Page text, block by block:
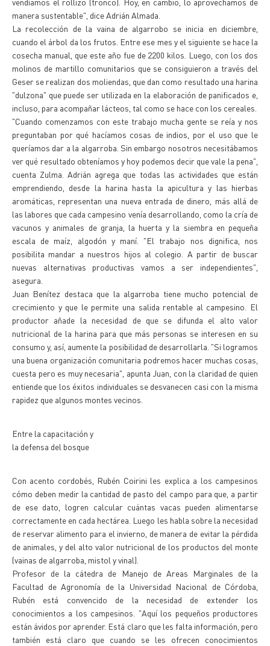
manera sustentable", dice Adrián Almada.
La recolección de la vaina de algarrobo se inicia en diciembre,
cuando el árbol da los frutos. Entre ese mes y el siguiente se hace la
cosecha manual, que este año fue de 2200 kilos. Luego, con los dos
molinos de martillo comunitarios que se consiguieron a través del
Geser se realizan dos moliendas, que dan como resultado una harina
"dulzona" que puede ser utilizada en la elaboración de panificados e,
incluso, para acompañar lácteos, tal como se hace con los cereales.
"Cuando comenzamos con este trabajo mucha gente se reía y nos
preguntaban por qué hacíamos cosas de indios, por el uso que le
queríamos dar a la algarroba. Sin embargo nosotros necesitábamos
ver qué resultado obteníamos y hoy podemos decir que vale la pena",
cuenta Zulma. Adrián agrega que todas las actividades que están
emprendiendo, desde la harina hasta la apicultura y las hierbas
aromáticas, representan una nueva entrada de dinero, más allá de
las labores que cada campesino venía desarrollando, como la cría de
vacunos y animales de granja, la huerta y la siembra en pequeña
escala de maíz, algodón y maní. "El trabajo nos dignifica, nos
posibilita mandar a nuestros hijos al colegio. A partir de buscar
nuevas alternativas productivas vamos a ser independientes",
asegura.
Juan Benítez destaca que la algarroba tiene mucho potencial de
crecimiento y que le permite una salida rentable al campesino. El
productor añade la necesidad de que se difunda el alto valor
nutricional de la harina para que más personas se interesen en su
consumo y, así, aumente la posibilidad de desarrollarla. "Si logramos
una buena organización comunitaria podremos hacer muchas cosas,
cuesta pero es muy necesaria", apunta Juan, con la claridad de quien
entiende que los éxitos individuales se desvanecen casi con la misma
rapidez que algunos montes vecinos.
Entre la capacitación y
la defensa del bosque
Con acento cordobés, Rubén Coirini les explica a los campesinos
cómo deben medir la cantidad de pasto del campo para que, a partir
de ese dato, logren calcular cuántas vacas pueden alimentarse
correctamente en cada hectárea. Luego les habla sobre la necesidad
de reservar alimento para el invierno, de manera de evitar la pérdida
de animales, y del alto valor nutricional de los productos del monte
(vainas de algarroba, mistol y vinal).
Profesor de la cátedra de Manejo de Areas Marginales de la
Facultad de Agronomía de la Universidad Nacional de Córdoba,
Rubén está convencido de la necesidad de extender los
conocimientos a los campesinos. "Aquí los pequeños productores
están ávidos por aprender. Está claro que les falta información, pero
también está claro que cuando se les ofrecen conocimientos